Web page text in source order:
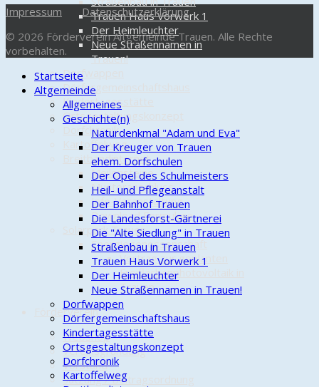
Trauen Haus Vorwerk 1
Der Heimleuchter
Neue Straßennamen in
Trauen!
Dorfwappen
Dörfergemeinschaftshaus
Kindertagesstätte
Ortsgestaltungskonzept
Dorfchronik
Kartoffelweg
Breitbandinternet
Meilensteine
Musteranschluss
Info-Veranstaltung
Download Formulare
Solarpark Trauen
Energiegenossenschaft
Vortrag zur geplanten
Freiflächenphotovoltaik in
Trauen
Förderverein
Webshop
Vereinsgründung
Vorstand
Satzung / Beitragsordnung
Impressum
Datenschutzerklärung
© 2026 Förderverein Altgemeinde Trauen. Alle Rechte
vorbehalten.
Startseite
Altgemeinde
Allgemeines
Geschichte(n)
Naturdenkmal "Adam und Eva"
Der Kreuger von Trauen
ehem. Dorfschulen
Der Opel des Schulmeisters
Heil- und Pflegeanstalt
Der Bahnhof Trauen
Die Landesforst-Gärtnerei
Die "Alte Siedlung" in Trauen
Straßenbau in Trauen
Trauen Haus Vorwerk 1
Der Heimleuchter
Neue Straßennamen in Trauen!
Dorfwappen
Dörfergemeinschaftshaus
Kindertagesstätte
Ortsgestaltungskonzept
Dorfchronik
Kartoffelweg